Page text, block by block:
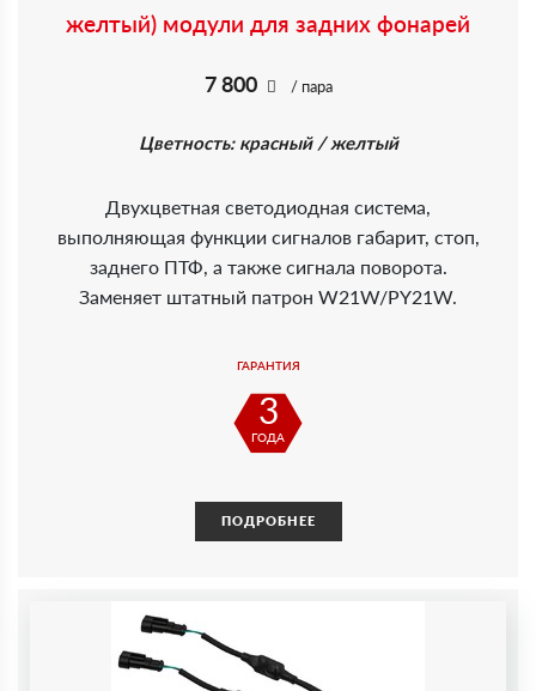
желтый) модули для задних фонарей
7 800 / пара
Цветность: красный / желтый
Двухцветная светодиодная система,
выполняющая функции сигналов габарит, стоп,
заднего ПТФ, а также сигнала поворота.
Заменяет штатный патрон W21W/PY21W.
ГАРАНТИЯ
3
ГОДА
ПОДРОБНЕЕ